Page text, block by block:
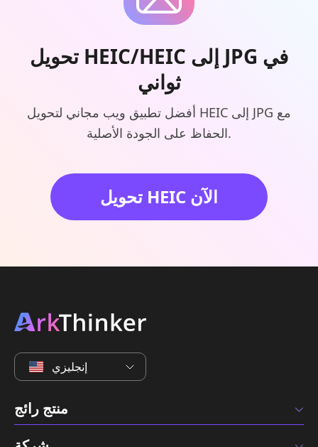
تحويل HEIC/HEIC إلى JPG في
ثواني
أفضل تطبيق ويب مجاني لتحويل HEIC إلى JPG مع
الحفاظ على الجودة الأصلية.
تحويل HEIC الآن
إنجليزي
منتج رائج